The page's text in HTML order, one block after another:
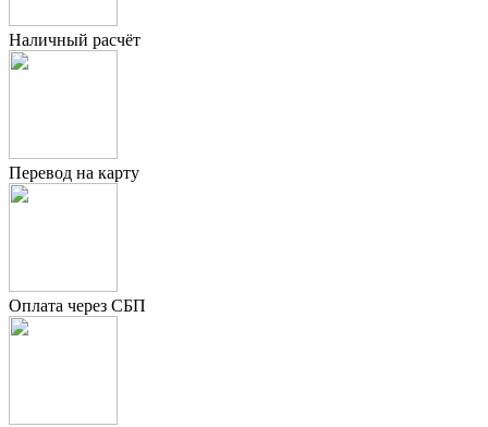
Наличный расчёт
Перевод на карту
Оплата через СБП